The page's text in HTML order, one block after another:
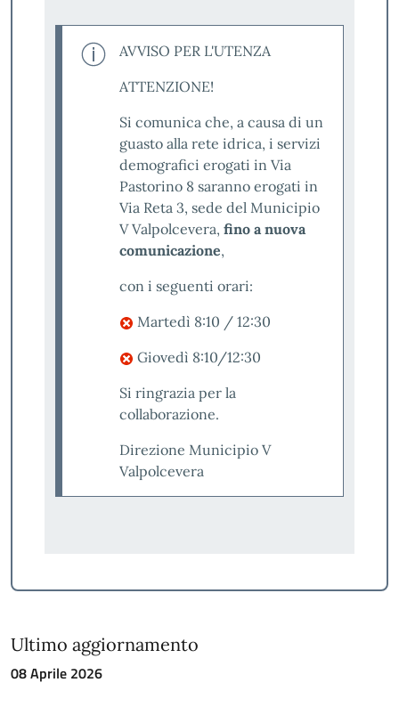
AVVISO PER L'UTENZA
ATTENZIONE!
Si comunica che, a causa di un
guasto alla rete idrica, i servizi
demografici erogati in Via
Pastorino 8 saranno erogati in
Via Reta 3, sede del Municipio
V Valpolcevera, fino a nuova
comunicazione,
con i seguenti orari:
Martedì 8:10 / 12:30
Giovedì 8:10/12:30
Si ringrazia per la
collaborazione.
Direzione Municipio V
Valpolcevera
Ultimo aggiornamento
08 Aprile 2026